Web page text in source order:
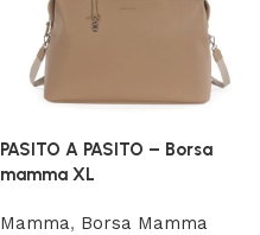
PASITO A PASITO – Borsa
mamma XL
Mamma, Borsa Mamma